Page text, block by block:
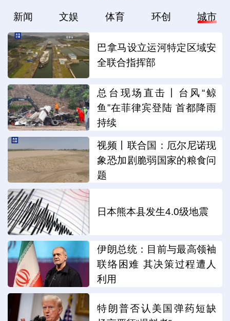
新闻 文娱 体育 环创 城市
巴拿马设立运河特定区域安
全联合指挥部
总台现场直击丨台风“鲸
鱼”在菲律宾登陆 首都降雨
持续
视频丨联合国：厄尔尼诺现
象恐加剧脆弱国家的粮食问
题
日本熊本县发生4.0级地震
伊朗总统：目前与最高领袖
联络困难 其决策过程遭人
利用
特朗普否认美国弹药短缺